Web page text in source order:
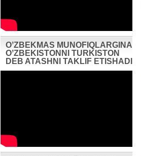
OʼZBEKMAS MUNOFIQLARGINA
OʼZBEKISTONNI TURKISTON
DEB ATASHNI TAKLIF ETISHADI